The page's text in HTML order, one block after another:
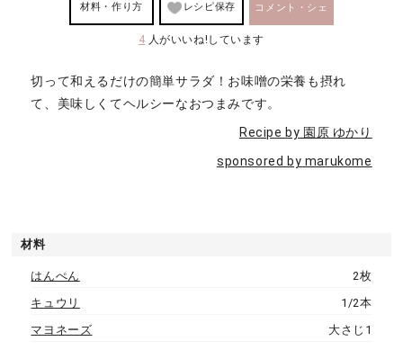
材料・作り方 レシピ保存 コメント・シェ
4 人がいいね!しています
切って和えるだけの簡単サラダ！お味噌の栄養も摂れ
て、美味しくてヘルシーなおつまみです。
Recipe by 園原 ゆかり
sponsored by marukome
材料
はんぺん
2枚
キュウリ
1/2本
マヨネーズ
大さじ1